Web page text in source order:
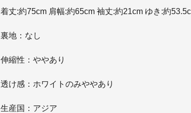
着丈:約75cm 肩幅:約65cm 袖丈:約21cm ゆき:約
裏地：なし
伸縮性：ややあり
透け感：ホワイトのみややあり
生産国：アジア